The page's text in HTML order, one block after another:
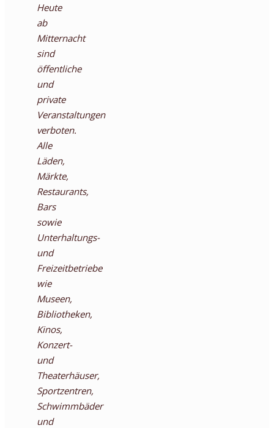
Heute
ab
Mitternacht
sind
öffentliche
und
private
Veranstaltungen
verboten.
Alle
Läden,
Märkte,
Restaurants,
Bars
sowie
Unterhaltungs-
und
Freizeitbetriebe
wie
Museen,
Bibliotheken,
Kinos,
Konzert-
und
Theaterhäuser,
Sportzentren,
Schwimmbäder
und